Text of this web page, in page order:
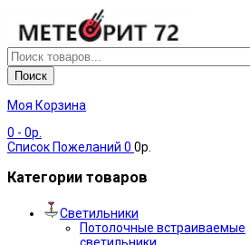
Поиск
Моя Корзина
0 - 0р.
Список Пожеланий 0 0р.
Категории товаров
Светильники
Потолочные встраиваемые
светильники